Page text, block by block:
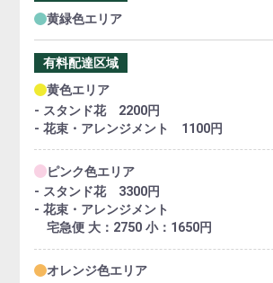
黄緑色エリア
有料配達区域
黄色エリア
- スタンド花 2200円
- 花束・アレンジメント 1100円
ピンク色エリア
- スタンド花 3300円
- 花束・アレンジメント
宅急便 大：2750 小：1650円
オレンジ色エリア